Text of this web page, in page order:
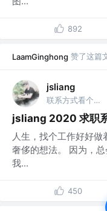
892
LaamGinghong 赞了这篇
jsliang
联系方式看个人主页 @金山办公软件
jsliang 2020 求职
人生，找个工作好好
奢侈的想法。 因为，
我...
450